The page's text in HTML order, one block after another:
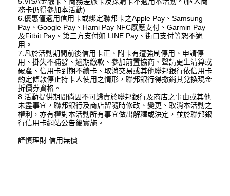
務卡仍得參加本活動)
6.優惠僅適用信用卡或綁定聯邦卡之Apple Pay、Samsung
Pay、Google Pay、Hami Pay NFC感應支付、Garmin Pay
及Fitbit Pay。第三方支付如:LINE Pay、街口支付等恕不適
用。
7.凡於活動期間前後信用卡正、附卡有遭強制停用、申請停
用、掛失不補發、逾期繳款、參加前置協商、聲請更生清算或
破產、信用卡到期不續卡、取消交易或其他聯邦銀行依信用卡
約定條款停止持卡人使用之情形，聯邦銀行得撤銷其兌換現金
折價券資格。
8.活動提供期間倘因不可歸責於聯邦銀行及商店之事由或其他
未盡事宜，聯邦銀行及商店留隨時修改、變更、取消本活動之
權利，亦有權對本活動所有事宜做出解釋或決定，並於聯邦銀
行信用卡網站公告後實施。
謹慎理財 信用無價